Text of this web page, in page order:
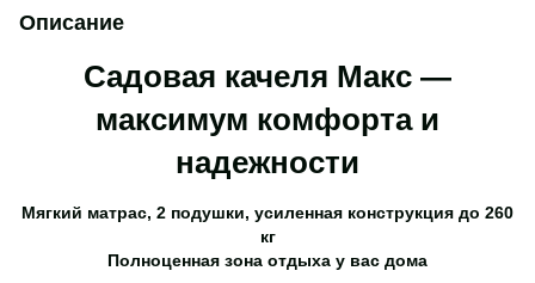
Описание
Садовая качеля Макс —
максимум комфорта и
надежности
Мягкий матрас, 2 подушки, усиленная конструкция до 260
кг
Полноценная зона отдыха у вас дома